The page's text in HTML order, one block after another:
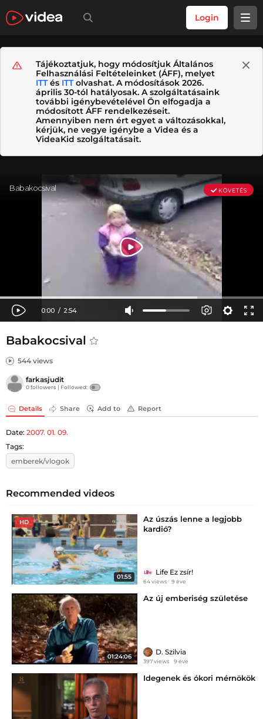
Login
Tájékoztatjuk, hogy módosítjuk Általános
Felhasználási Feltételeinket (ÁFF), melyet
ITTés ITTolvashat. A módosítások 2026.
április 30-tól hatályosak. A szolgáltatásaink
további igénybevételével Ön elfogadja a
módosított ÁFF rendelkezéseit.
Amennyiben nem ért egyet a változásokkal,
kérjük, ne vegye igénybe a Videa és a
VideaKid szolgáltatásait.
Babakocsival
544 views
farkasjudit
0 followers | Followed:
Details Share Add to Report
Date: 2007. 01. 09.
Tags:
emberek/vlogok
Recommended videos
HD
01:55
Az úszás lenne a legjobb
kardió?
Life Ez zsír!
64 views 9 éve
01:24:06
Az új emberiség születése
D. Szilvia
397 views 9 éve
Idegenek és ókori mérnökök